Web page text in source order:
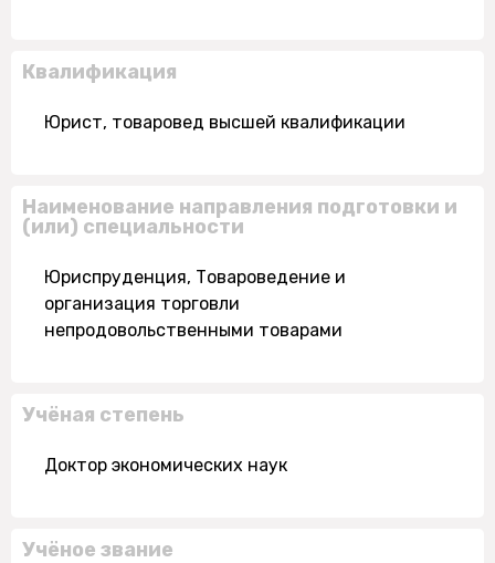
Квалификация
Юрист, товаровед высшей квалификации
Наименование направления подготовки и
(или) специальности
Юриспруденция, Товароведение и
организация торговли
непродовольственными товарами
Учёная степень
Доктор экономических наук
Учёное звание